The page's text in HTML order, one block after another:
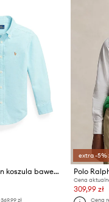
Polo Ralph Lauren koszula bawełniana dziecięca
369,99 zł
extra -5%
Cena
309,99 zł
Cena